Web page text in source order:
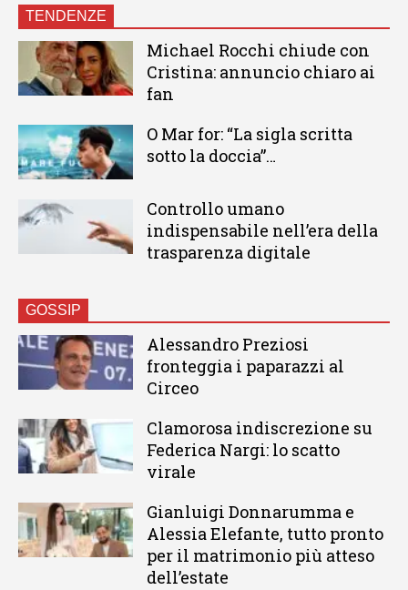
TENDENZE
Michael Rocchi chiude con
Cristina: annuncio chiaro ai
fan
O Mar for: “La sigla scritta
sotto la doccia”…
Controllo umano
indispensabile nell’era della
trasparenza digitale
GOSSIP
Alessandro Preziosi
fronteggia i paparazzi al
Circeo
Clamorosa indiscrezione su
Federica Nargi: lo scatto
virale
Gianluigi Donnarumma e
Alessia Elefante, tutto pronto
per il matrimonio più atteso
dell’estate